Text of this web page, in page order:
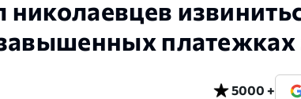
платежках
5000 +